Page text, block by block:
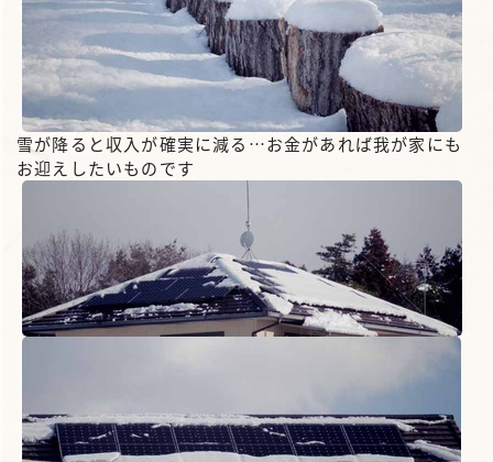
雪が降ると収入が確実に減る…お金があれば我が家にも
お迎えしたいものです